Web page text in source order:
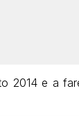
2014 e a